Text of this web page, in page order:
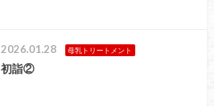
2026.01.28 母乳トリートメント
初詣②